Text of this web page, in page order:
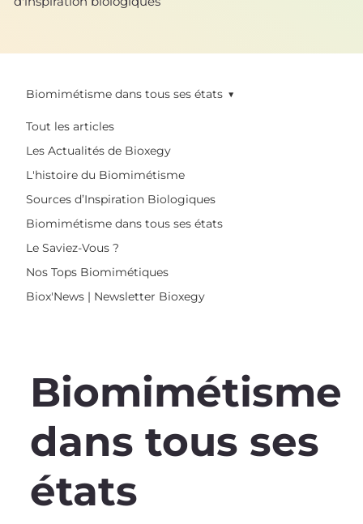
Tout les articles
Les Actualités de Bioxegy
L'histoire du Biomimétisme
Sources d’Inspiration Biologiques
Biomimétisme dans tous ses états
Le Saviez-Vous ?
Nos Tops Biomimétiques
Biox'News | Newsletter Bioxegy
Biomimétisme dans tous ses états
Biomimétisme
dans tous ses
états